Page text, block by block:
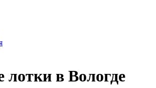
лотки в Вологде